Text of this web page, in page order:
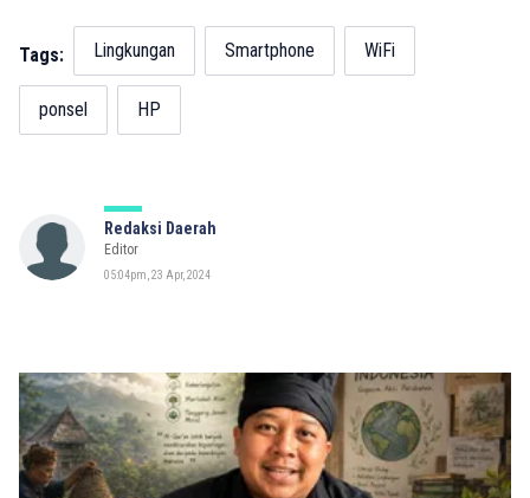
Tags: Lingkungan Smartphone WiFi
ponsel HP
Redaksi Daerah
Editor
05:04pm, 23 Apr, 2024